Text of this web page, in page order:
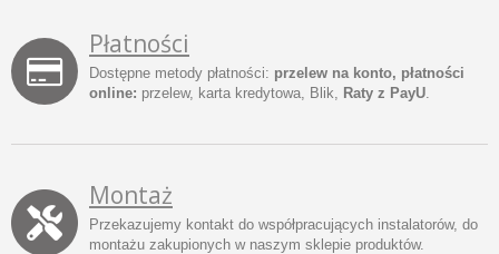
Płatności
Dostępne metody płatności: przelew na konto, płatności
online: przelew, karta kredytowa, Blik, Raty z PayU.
Montaż
Przekazujemy kontakt do współpracujących instalatorów, do
montażu zakupionych w naszym sklepie produktów.